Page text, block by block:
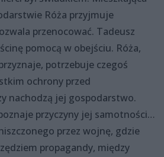
Róża przyjmuje
przenocować. Tadeusz
pomocą w obejściu. Róża,
potrzebuje czegoś
ochrony przed
nachodzą jej gospodarstwo.
przyczyny jej samotności…
przez wojnę, gdzie
propagandy, między